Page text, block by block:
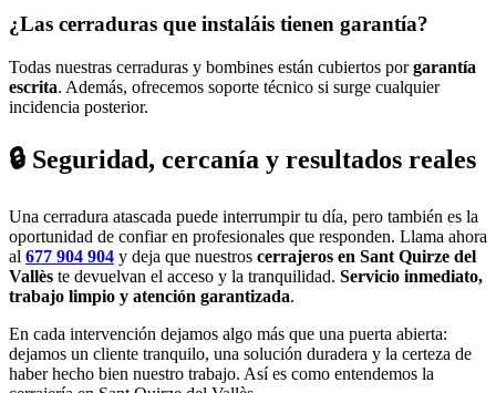
¿Las cerraduras que instaláis tienen garantía?
Todas nuestras cerraduras y bombines están cubiertos porgarantía
escrita. Además, ofrecemos soporte técnico si surge cualquier
incidencia posterior.
🔒 Seguridad, cercanía y resultados reales
Una cerradura atascada puede interrumpir tu día, pero también es la
oportunidad de confiar en profesionales que responden. Llama ahora
al 677 904 904 y deja que nuestros cerrajeros en Sant Quirze del
Vallès te devuelvan el acceso y la tranquilidad. Servicio inmediato,
trabajo limpio y atención garantizada.
En cada intervención dejamos algo más que una puerta abierta:
dejamos un cliente tranquilo, una solución duradera y la certeza de
haber hecho bien nuestro trabajo. Así es como entendemos la